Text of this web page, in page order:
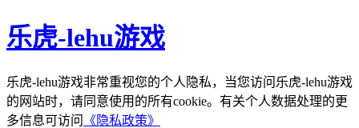
乐虎-lehu游戏
乐虎-lehu游戏非常重视您的个人隐私，当您访问乐虎-lehu游戏
的网站时，请同意使用的所有cookie。有关个人数据处理的更
多信息可访问
《隐私政策》